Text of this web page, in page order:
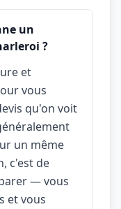
un
?
et
vous
qu'on voit
un même
c'est de
— vous
et vous